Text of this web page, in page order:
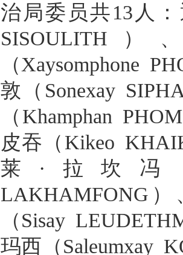
治局委员共13人
SISOULITH
（Xaysomphone
敦（Sonexay
（Khamphan
皮吞（Kikeo
莱·拉坎冯
LAKHAMFONG
（Sisay
玛西（Saleumxay